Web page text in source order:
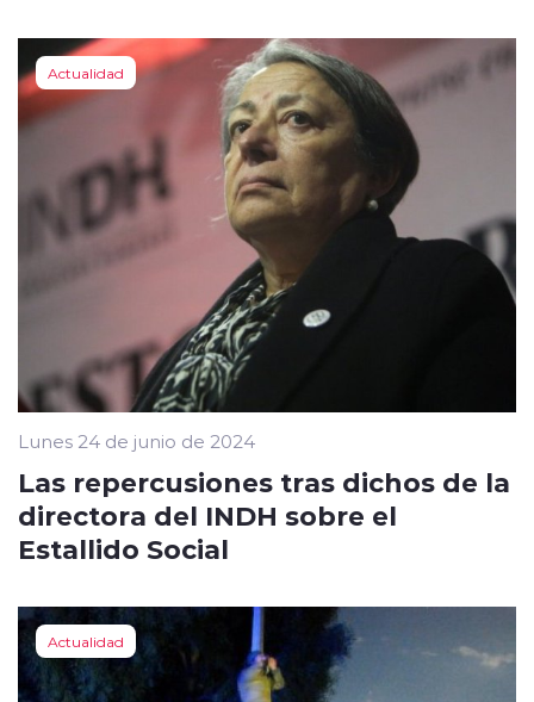
Actualidad
Lunes 24 de junio de 2024
Las repercusiones tras dichos de la
directora del INDH sobre el
Estallido Social
Actualidad